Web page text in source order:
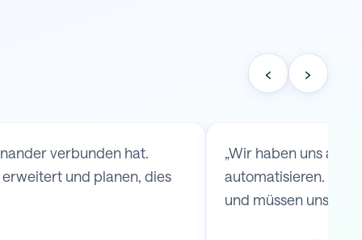
‹ ›
verbunden hat.
und planen, dies
„Wir haben uns an
automatisieren.
und müssen uns